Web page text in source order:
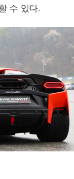
수 있다.